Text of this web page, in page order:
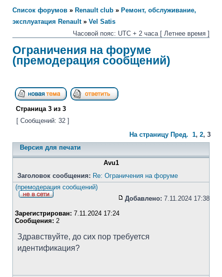
Список форумов » Renault club » Ремонт, обслуживание,
эксплуатация Renault» Vel Satis
Часовой пояс: UTC + 2 часа [ Летнее время ]
Ограничения на форуме
(премодерация сообщений)
Страница 3 из 3
[ Сообщений: 32 ]
На страницу Пред. 1, 2, 3
Версия для печати
Avu1
Заголовок сообщения: Re: Ограничения на форуме
(премодерация сообщений)
Добавлено: 7.11.2024 17:38
Зарегистрирован: 7.11.2024 17:24
Сообщения: 2
Здравствуйте, до сих пор требуется
идентификация?